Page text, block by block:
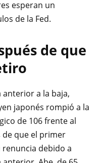
esperan un
de la Fed.
de que
anterior a la baja,
japonés rompió a la
de 106 frente al
que el primer
debido a